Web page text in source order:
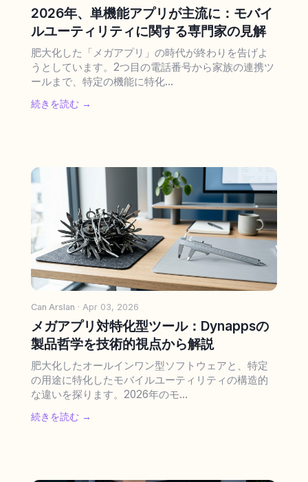
2026年、単機能アプリが主流に：モバイ
ルユーティリティに関する専門家の見解
肥大化した「メガアプリ」の時代が終わりを告げよ
うとしています。2つ目の電話番号から家族の連携ツ
ールまで、特定の機能に特化...
続きを読む →
Can Arslan · Apr 03, 2026
メガアプリ対特化型ツール：Dynappsの
製品哲学を技術的視点から解説
肥大化したオールインワン型ソフトウェアと、特定
の用途に特化したモバイルユーティリティの構造的
な違いを探ります。2026年のモ...
続きを読む →